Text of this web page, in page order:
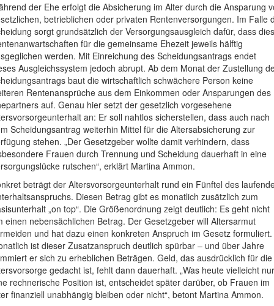
der Ehe erfolgt die Absicherung im Alter durch die Ansparung
betrieblichen oder privaten Rentenversorgungen. Im Falle
sorgt grundsätzlich der Versorgungsausgleich dafür, dass
für die gemeinsame Ehezeit jeweils hälftig
werden. Mit Einreichung des Scheidungsantrags endet
Ausgleichssystem jedoch abrupt. Ab dem Monat der Zustellung
baut die wirtschaftlich schwächere Person keine
Rentenansprüche aus dem Einkommen oder Ansparungen des
auf. Genau hier setzt der gesetzlich vorgesehene
an: Er soll nahtlos sicherstellen, dass auch nach
Scheidungsantrag weiterhin Mittel für die Altersabsicherung zur
stehen. „Der Gesetzgeber wollte damit verhindern, dass
Frauen durch Trennung und Scheidung dauerhaft in eine
rutschen“, erklärt Martina Ammon.
beträgt der Altersvorsorgeunterhalt rund ein Fünftel des
Diesen Betrag gibt es monatlich zusätzlich zum
„on top“. Die Größenordnung zeigt deutlich: Es geht nicht
einen nebensächlichen Betrag. Der Gesetzgeber will Altersarmut
und hat dazu einen konkreten Anspruch im Gesetz formuliert.
ist dieser Zusatzanspruch deutlich spürbar – und über Jahre
er sich zu erheblichen Beträgen. Geld, das ausdrücklich für die
gedacht ist, fehlt dann dauerhaft. „Was heute vielleicht nur
rechnerische Position ist, entscheidet später darüber, ob Frauen im
finanziell unabhängig bleiben oder nicht“, betont Martina Ammon.